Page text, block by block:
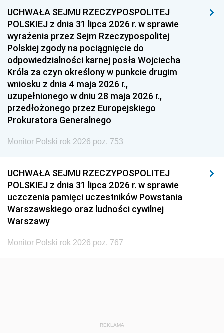
1954 1953 1952
1951 1950 1949
1948 1947
1939 1938 1937
1936 1930
UCHWAŁA SEJMU RZECZYPOSPOLITEJ
POLSKIEJ z dnia 31 lipca 2026 r. w sprawie
wyrażenia przez Sejm Rzeczypospolitej
Polskiej zgody na pociągnięcie do
odpowiedzialności karnej posła Wojciecha
Króla za czyn określony w punkcie drugim
wniosku z dnia 4 maja 2026 r.,
uzupełnionego w dniu 28 maja 2026 r.,
przedłożonego przez Europejskiego
Prokuratora Generalnego
Monitor Polski rok 2026 poz. 753
UCHWAŁA SEJMU RZECZYPOSPOLITEJ
POLSKIEJ z dnia 31 lipca 2026 r. w sprawie
uczczenia pamięci uczestników Powstania
Warszawskiego oraz ludności cywilnej
Warszawy
Monitor Polski rok 2026 poz. 767
REKLAMA